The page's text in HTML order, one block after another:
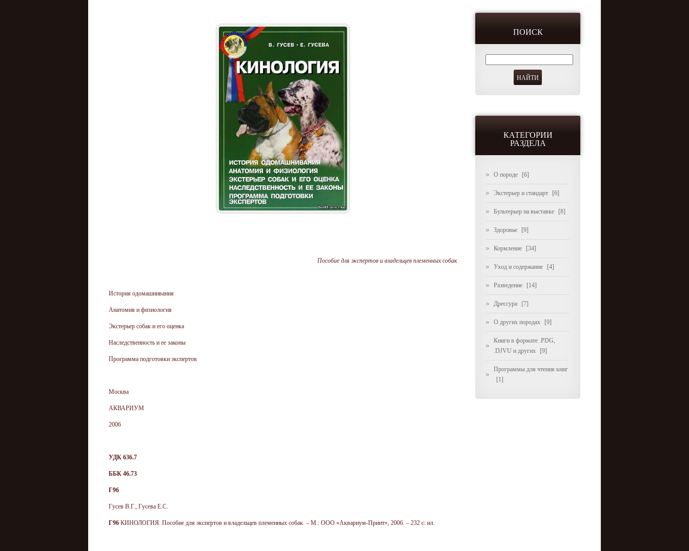
Пособие для экспертов и владельцев племенных собак
История одомашнивания
Анатомия и физиология
Экстерьер собак и его оценка
Наследственность и ее законы
Программа подготовки экспертов
Москва
АКВАРИУМ
2006
УДК 636.7
ББК 46.73
Г96
Гусев В.Г., Гусева Е.С.
Г96 КИНОЛОГИЯ. Пособие для экспертов и владельцев племенных собак. – М.: ООО «Аквариум-Принт», 2006. – 232 с: ил.
ПОИСК
КАТЕГОРИИ
РАЗДЕЛА
О породе [6]
Экстерьер и стандарт [6]
Бультерьер на выставке [8]
Здоровье [9]
Кормление [34]
Уход и содержание [4]
Разведение [14]
Дрессура [7]
О других породах [9]
Книги в формате .PDG,
.DJVU и других
[9]
Программы для чтения книг
[1]